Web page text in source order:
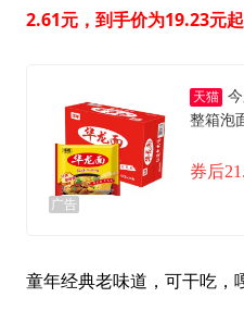
2.61元，到手价为19.23元起
广告
天猫
整箱泡
券后
童年经典老味道，可干吃，